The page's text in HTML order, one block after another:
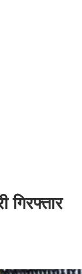
गिरफ्तार